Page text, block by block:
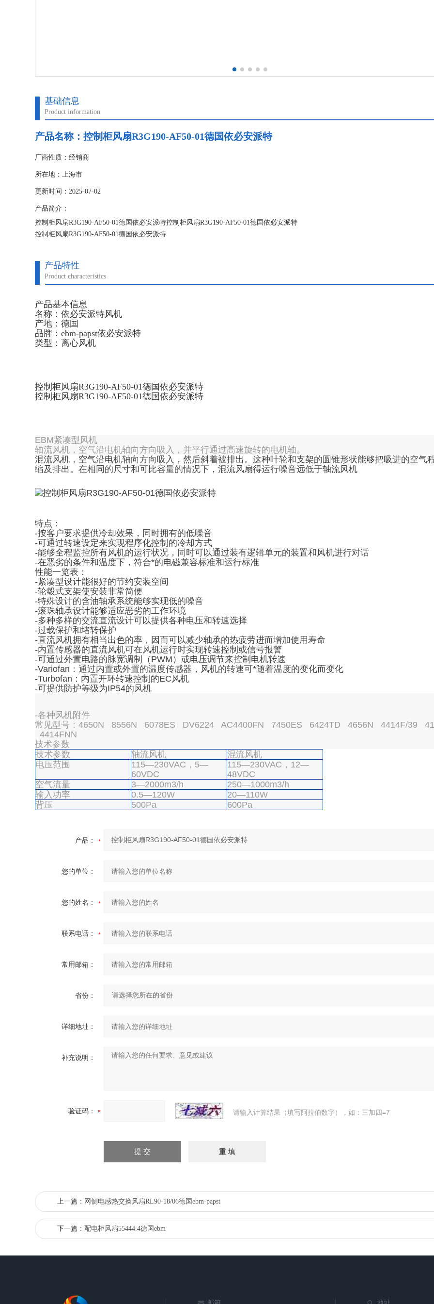
基础信息
Product information
产品名称：控制柜风扇R3G190-AF50-01德国依必安派特
厂商性质：经销商
所在地：上海市
更新时间：2025-07-02
产品简介：
控制柜风扇R3G190-AF50-01德国依必安派特控制柜风扇R3G190-AF50-01德国依必安派特
控制柜风扇R3G190-AF50-01德国依必安派特
产品特性
Product characteristics
产品基本信息
名称：依必安派特风机
产地：德国
品牌：ebm-papst依必安派特
类型：离心风机
控制柜风扇R3G190-AF50-01德国依必安派特
控制柜风扇R3G190-AF50-01德国依必安派特
EBM紧凑型风机
轴流风机，空气沿电机轴向方向吸入，并平行通过高速旋转的电机轴。
混流风机，空气沿电机轴向方向吸入，然后斜着被排出。这种叶轮和支架的圆锥形状能够把吸进的空气
缩及排出。在相同的尺寸和可比容量的情况下，混流风扇得运行噪音远低于轴流风机
特点：
-按客户要求提供冷却效果，同时拥有的低噪音
-可通过转速设定来实现程序化控制的冷却方式
-能够全程监控所有风机的运行状况，同时可以通过装有逻辑单元的装置和风机进行对话
-在恶劣的条件和温度下，符合*的电磁兼容标准和运行标准
性能一览表：
-紧凑型设计能很好的节约安装空间
-轮毂式支架使安装非常简便
-特殊设计的含油轴承系统能够实现低的噪音
-滚珠轴承设计能够适应恶劣的工作环境
-多种多样的交流直流设计可以提供各种电压和转速选择
-过载保护和堵转保护
-直流风机拥有相当出色的率，因而可以减少轴承的热疲劳进而增加使用寿命
-内置传感器的直流风机可在风机运行时实现转速控制或信号报警
-可通过外置电路的脉宽调制（PWM）或电压调节来控制电机转速
-Variofan：通过内置或外置的温度传感器，风机的转速可*随着温度的变化而变化
-Turbofan：内置开环转速控制的EC风机
-可提供防护等级为IP54的风机
-各种风机附件
常见型号：4650N 8556N 6078ES DV6224 AC4400FN 7450ES 6424TD 4656N 4414F/39
4414FNN
技术参数
技术参数
轴流风机
混流风机
电压范围
115—230VAC，5—
60VDC
115—230VAC，12—
48VDC
空气流量
3—2000m3/h
250—1000m3/h
输入功率
0.5—120W
20—110W
背压
500Pa 600Pa
产品：
您的单位：
您的姓名：
联系电话：
常用邮箱：
省份：
详细地址：
补充说明：
验证码： 请输入计算结果（填写阿拉伯数字），如：三加四=7
上一篇： 网侧电感热交换风扇RL90-18/06德国ebm-papst
下一篇： 配电柜风扇55444.4德国ebm